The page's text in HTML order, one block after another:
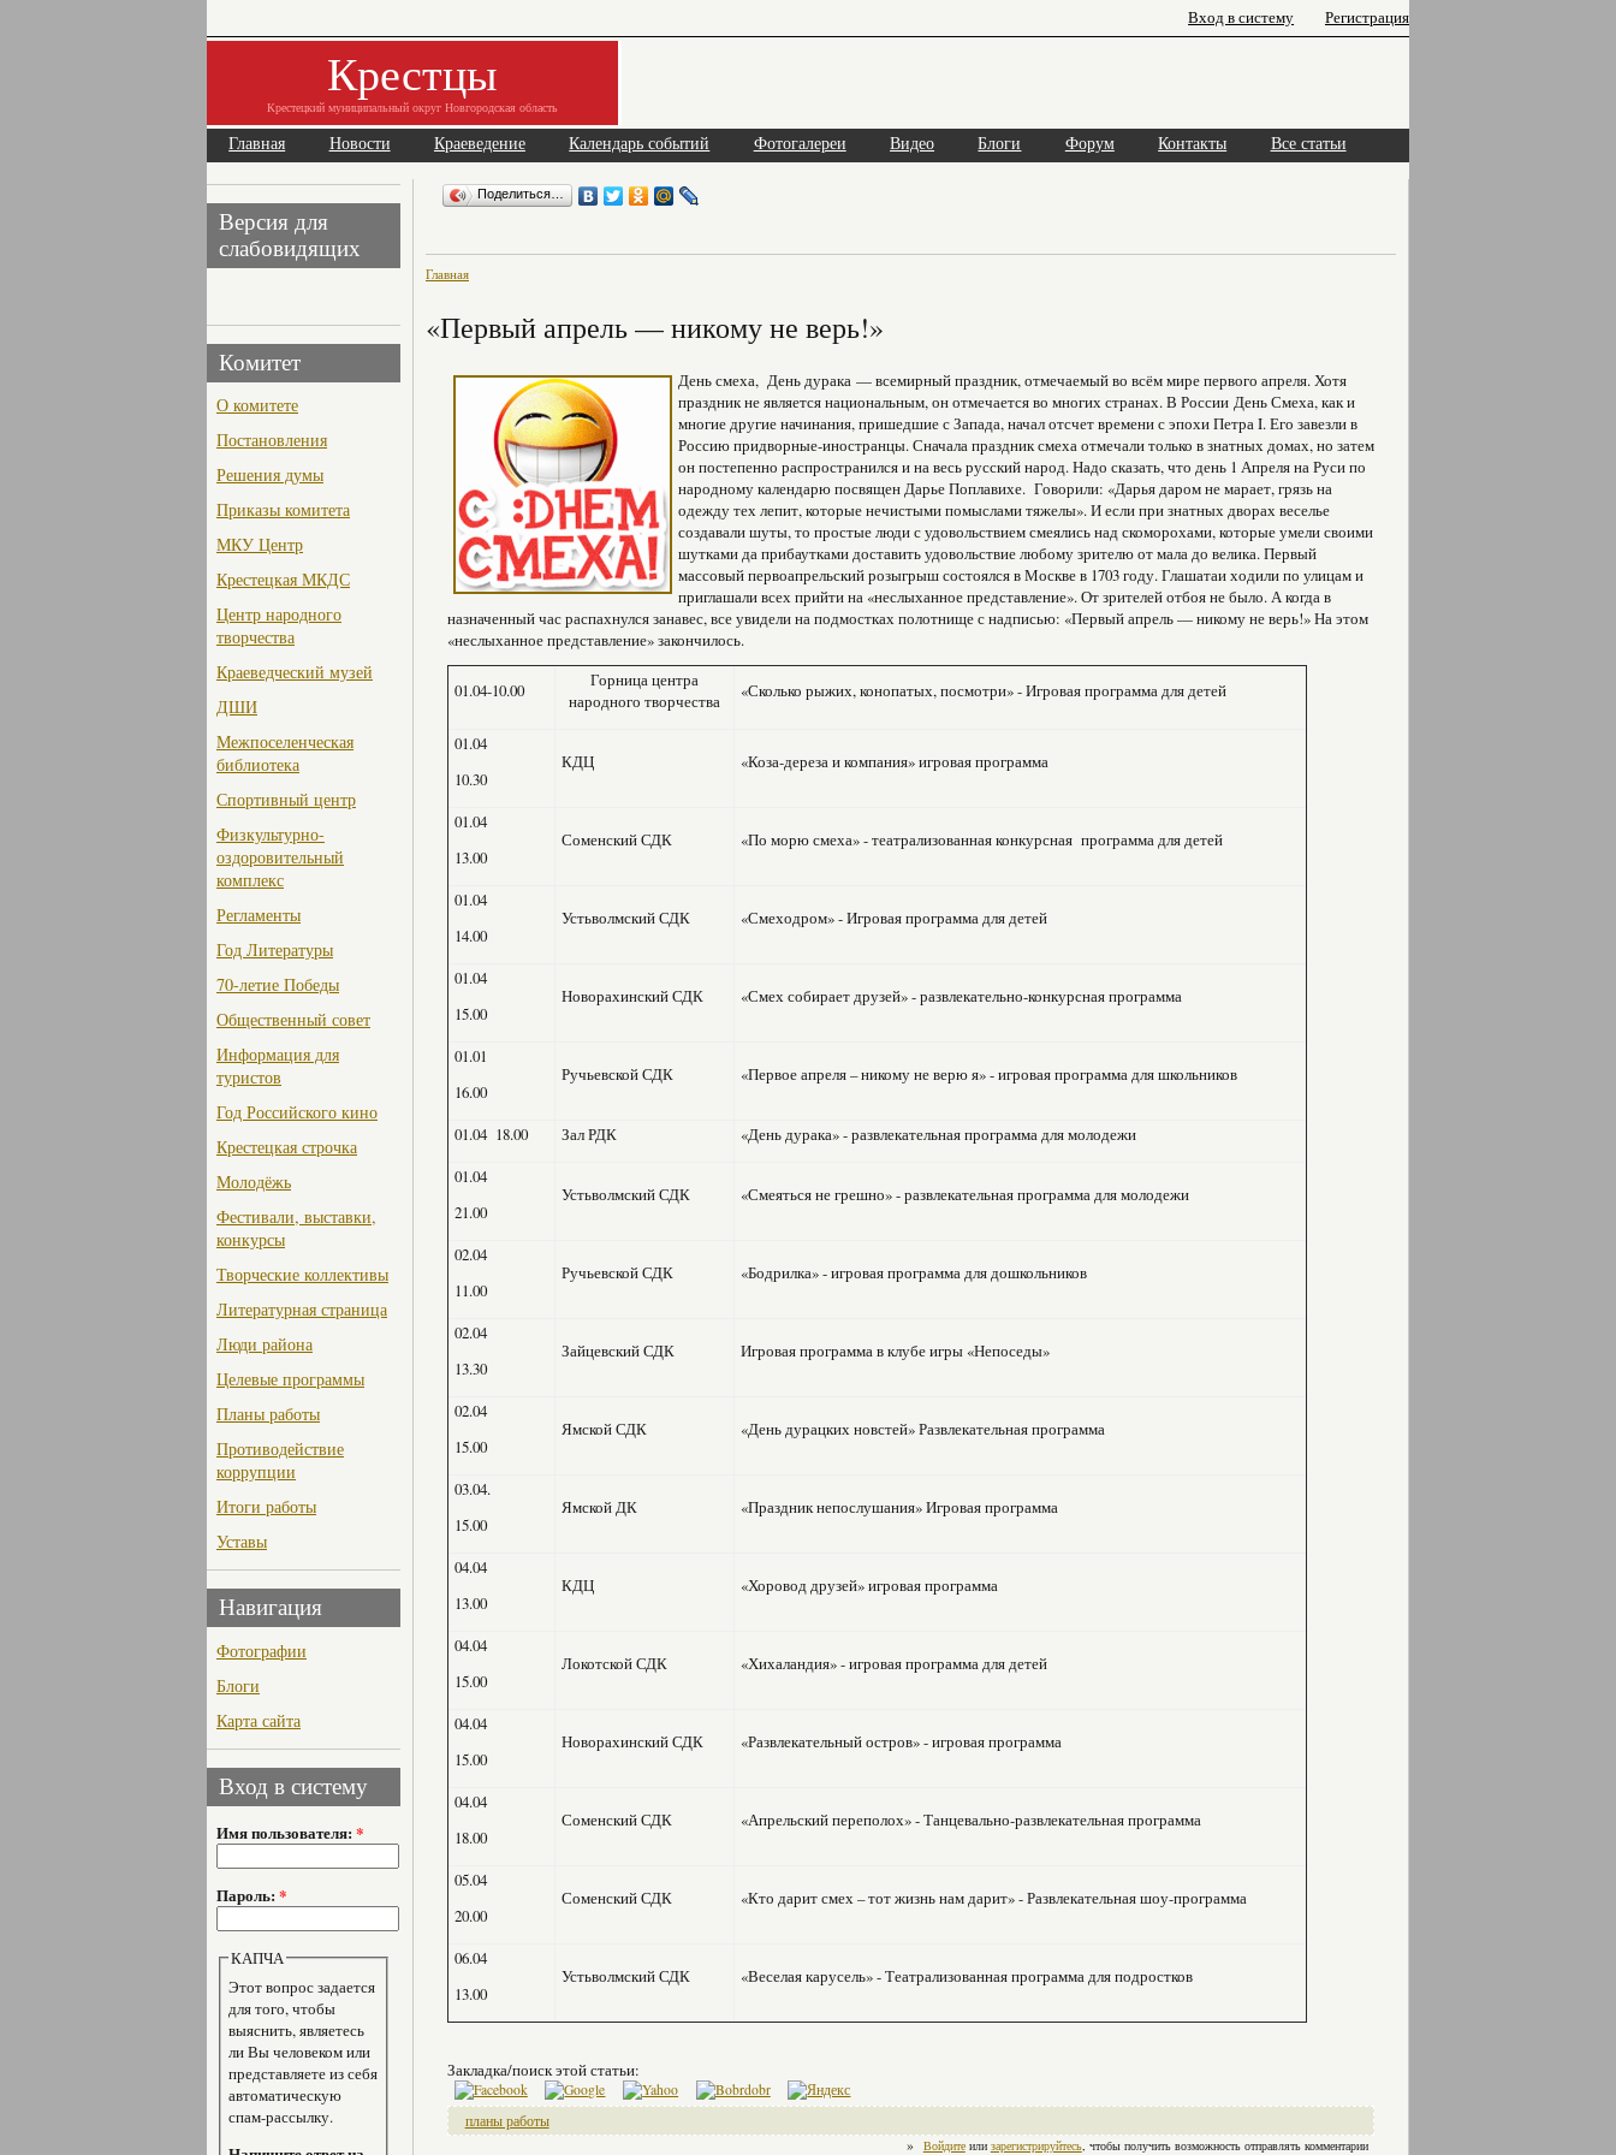
Вход в систему Регистрация
Крестцы
Крестецкий муниципальный округ Новгородская область
Главная Новости Краеведение Календарь событий Фотогалереи Видео Блоги Форум Контакты Все статьи
Версия для
слабовидящих
Комитет
О комитете
Постановления
Решения думы
Приказы комитета
МКУ Центр
Крестецкая МКДС
Центр народного
творчества
Краеведческий музей
ДШИ
Межпоселенческая
библиотека
Спортивный центр
Физкультурно-
оздоровительный
комплекс
Регламенты
Год Литературы
70-летие Победы
Общественный совет
Информация для
туристов
Год Российского кино
Крестецкая строчка
Молодёжь
Фестивали, выставки,
конкурсы
Творческие коллективы
Литературная страница
Люди района
Целевые программы
Планы работы
Противодействие
коррупции
Итоги работы
Уставы
Навигация
Фотографии
Блоги
Карта сайта
Вход в систему
Имя пользователя: *
Пароль: *
КАПЧА
Этот вопрос задается
для того, чтобы
выяснить, являетесь
ли Вы человеком или
представляете из себя
автоматическую
спам-рассылку.
Поделиться…
Главная
«Первый апрель — никому не верь!»
День смеха, День дурака — всемирный праздник, отмечаемый во всём мире первого апреля. Хотя
праздник не является национальным, он отмечается во многих странах. В России День Смеха, как и
многие другие начинания, пришедшие с Запада, начал отсчет времени с эпохи Петра I. Его завезли в
Россию придворные-иностранцы. Сначала праздник смеха отмечали только в знатных домах, но затем
он постепенно распространился и на весь русский народ. Надо сказать, что день 1 Апреля на Руси по
народному календарю посвящен Дарье Поплавихе. Говорили: «Дарья даром не марает, грязь на
одежду тех лепит, которые нечистыми помыслами тяжелы». И если при знатных дворах веселье
создавали шуты, то простые люди с удовольствием смеялись над скоморохами, которые умели своими
шутками да прибаутками доставить удовольствие любому зрителю от мала до велика. Первый
массовый первоапрельский розыгрыш состоялся в Москве в 1703 году. Глашатаи ходили по улицам и
приглашали всех прийти на «неслыханное представление». От зрителей отбоя не было. А когда в
назначенный час распахнулся занавес, все увидели на подмостках полотнище с надписью: «Первый апрель — никому не верь!» На этом
«неслыханное представление» закончилось.
01.04-10.00
Горница центра
народного творчества
«Сколько рыжих, конопатых, посмотри» - Игровая программа для детей
01.04
10.30
КДЦ «Коза-дереза и компания» игровая программа
01.04
13.00
Соменский СДК «По морю смеха» - театрализованная конкурсная программа для детей
01.04
14.00
Устьволмский СДК «Смеходром» - Игровая программа для детей
01.04
15.00
Новорахинский СДК «Смех собирает друзей» - развлекательно-конкурсная программа
01.01
16.00
Ручьевской СДК «Первое апреля – никому не верю я» - игровая программа для школьников
01.04 18.00 Зал РДК
«День дурака» - развлекательная программа для молодежи
01.04
21.00
Устьволмский СДК «Смеяться не грешно» - развлекательная программа для молодежи
02.04
11.00
Ручьевской СДК «Бодрилка» - игровая программа для дошкольников
02.04
13.30
Зайцевский СДК Игровая программа в клубе игры «Непоседы»
02.04
15.00
Ямской СДК «День дурацких новстей» Развлекательная программа
03.04.
15.00
Ямской ДК «Праздник непослушания» Игровая программа
04.04
13.00
КДЦ «Хоровод друзей» игровая программа
04.04
15.00
Локотской СДК «Хихаландия» - игровая программа для детей
04.04
15.00
Новорахинский СДК «Развлекательный остров» - игровая программа
04.04
18.00
Соменский СДК «Апрельский переполох» - Танцевально-развлекательная программа
05.04
20.00
Соменский СДК «Кто дарит смех – тот жизнь нам дарит» - Развлекательная шоу-программа
06.04
13.00
Устьволмский СДК «Веселая карусель» - Театрализованная программа для подростков
Закладка/поиск этой статьи:
планы работы
»
Войдитеили зарегистрируйтесь, чтобы получить возможность отправлять комментарии